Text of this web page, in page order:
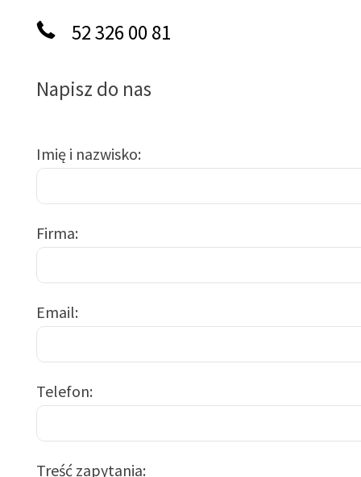
52 326 00 81
Napisz do nas
Imię i nazwisko
Firma
Email
Telefon
Treść zapytania